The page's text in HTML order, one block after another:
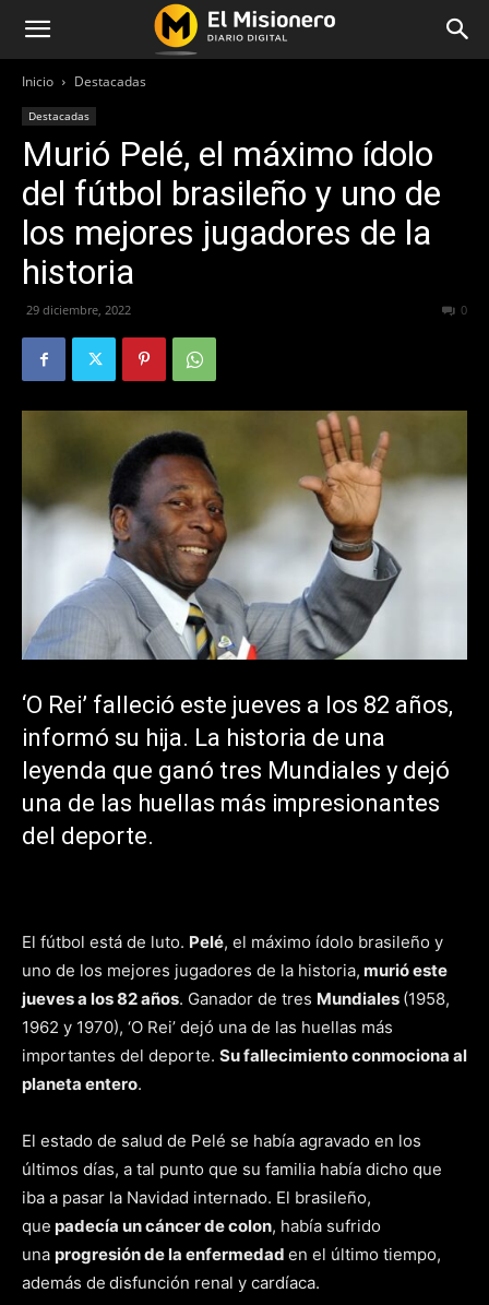
Inicio Destacadas
Destacadas
Murió Pelé, el máximo ídolo
del fútbol brasileño y uno de
los mejores jugadores de la
historia
29 diciembre, 2022 0
‘O Rei’ falleció este jueves a los 82 años,
informó su hija. La historia de una
leyenda que ganó tres Mundiales y dejó
una de las huellas más impresionantes
del deporte.
El fútbol está de luto. Pelé, el máximo ídolo brasileño y
uno de los mejores jugadores de la historia, murió este
jueves a los 82 años. Ganador de tres Mundiales (1958,
1962 y 1970), ‘O Rei’ dejó una de las huellas más
importantes del deporte. Su fallecimiento conmociona al
planeta entero.
El estado de salud de Pelé se había agravado en los
últimos días, a tal punto que su familia había dicho que
iba a pasar la Navidad internado. El brasileño,
que padecía un cáncer de colon, había sufrido
una progresión de la enfermedad en el último tiempo,
además de disfunción renal y cardíaca.